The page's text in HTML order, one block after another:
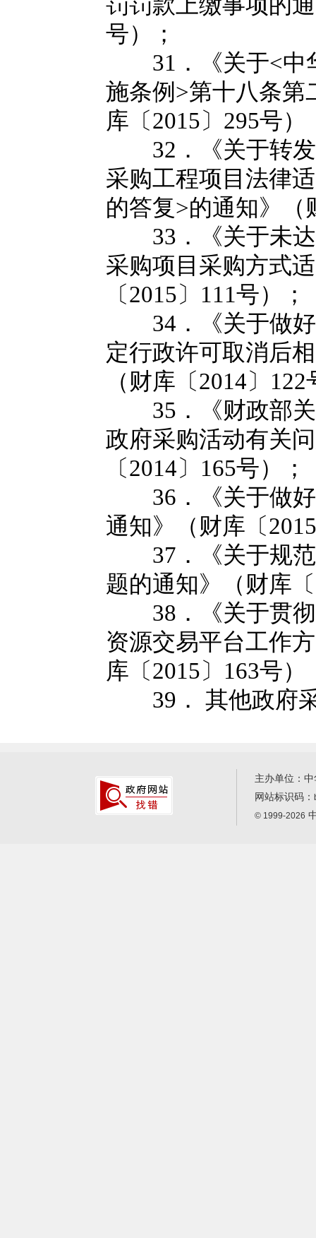
号）；
31．《关于<中
施条例>第十八条第
库〔2015〕295号）
32．《关于转发
采购工程项目法律
的答复>的通知》（
33．《关于未达
采购项目采购方式
〔2015〕111号）；
34．《关于做好
定行政许可取消后
（财库〔2014〕
35．《财政部关
政府采购活动有关
〔2014〕165号）；
36．《关于做好
通知》（财库〔
37．《关于规范
题的通知》（财库
38．《关于贯彻
资源交易平台工作
库〔2015〕163号）
39． 其他政府采
主办单位：
网站标识码：
© 1999-2026